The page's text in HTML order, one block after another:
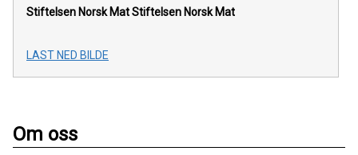
Stiftelsen Norsk MatStiftelsen Norsk Mat
LAST NED BILDE
Om oss